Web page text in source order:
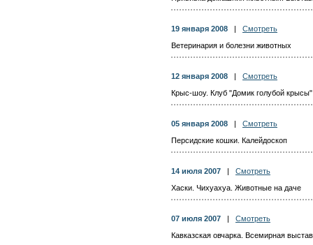
19 января 2008
Смотреть
Ветеринария и болезни животных
12 января 2008
Смотреть
Крыс-шоу. Клуб "Домик голубой крысы"
05 января 2008
Смотреть
Персидские кошки. Калейдоскоп
14 июля 2007
Смотреть
Хаски. Чихуахуа. Животные на даче
07 июля 2007
Смотреть
Кавказская овчарка. Всемирная